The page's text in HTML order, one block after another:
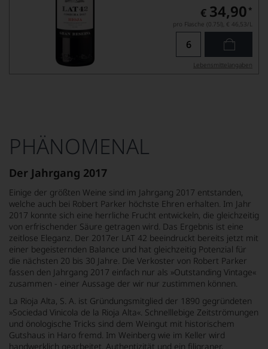
€ 34,90 *
pro Flasche (0.75l), € 46,53/L
Lebensmittel­angaben
PHÄNOMENAL
Der Jahrgang 2017
Einige der größten Weine sind im Jahrgang 2017 entstanden,
welche auch bei Robert Parker höchste Ehren erhalten. Im Jahr
2017 konnte sich eine herrliche Frucht entwickeln, die gleichzeitig
von erfrischender Säure getragen wird. Das Ergebnis ist eine
zeitlose Eleganz. Der 2017er LAT 42 beeindruckt bereits jetzt mit
einer begeisternden Balance und hat gleichzeitig Potenzial für
die nächsten 20 bis 30 Jahre. Die Verkoster von Robert Parker
fassen den Jahrgang 2017 einfach nur als »Outstanding Vintage«
zusammen - einer Aussage der wir nur zustimmen können.
La Rioja Alta, S. A. ist Gründungsmitglied der 1890 gegründeten
»Sociedad Vinicola de la Rioja Alta«. Schnelllebige Zeitströmungen
und önologische Tricks sind dem Weingut mit historischem
Gutshaus in Haro fremd. Im Weinberg wie im Keller wird
handwerklich gearbeitet. Authentizität und ein filigraner,